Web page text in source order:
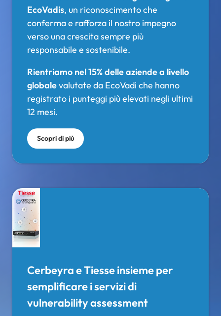
EcoVadis, un riconoscimento che
conferma e rafforza il nostro impegno
verso una crescita sempre più
responsabile e sostenibile.
Rientriamo nel 15% delle aziende a livello
globalevalutate da EcoVadi che hanno
registrato i punteggi più elevati negli ultimi
12 mesi.
Scopri di più
Cerbeyra e Tiesse insieme per
semplificare i servizi di
vulnerability assessment